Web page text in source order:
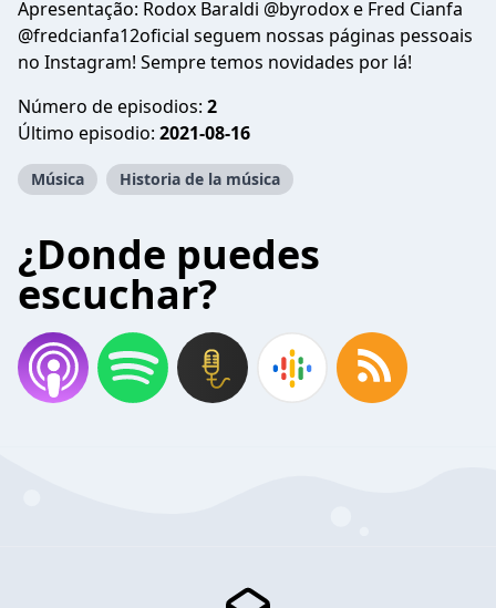
Apresentação: Rodox Baraldi @byrodox e Fred Cianfa
@fredcianfa12oficial seguem nossas páginas pessoais
no Instagram! Sempre temos novidades por lá!
Número de episodios: 2
Último episodio: 2021-08-16
Música Historia de la música
¿Donde puedes
escuchar?